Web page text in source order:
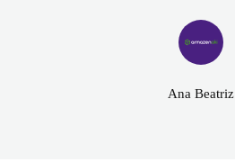
Ana Beatriz